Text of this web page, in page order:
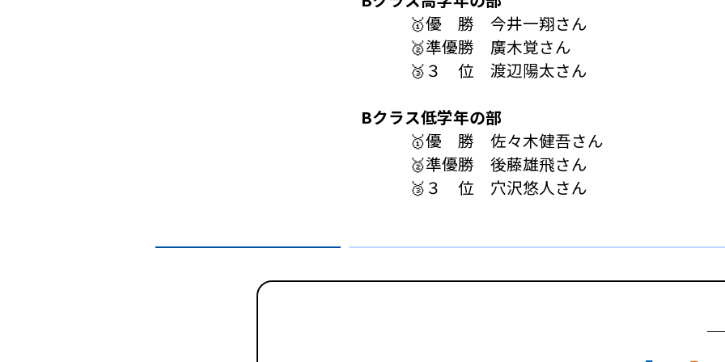
🥇優 勝 今井一翔さん
🥈準優勝 廣木覚さん
🥉３ 位 渡辺陽太さん
Bクラス低学年の部
🥇優 勝 佐々木健吾さん
🥈準優勝 後藤雄飛さん
🥉３ 位 穴沢悠人さん